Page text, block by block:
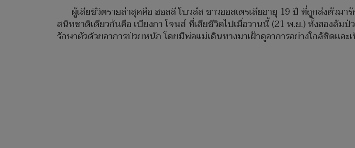
ผู้เสียชีวิตรายล่าสุดคือ ฮอลลี โบวล์ส ชาวออสเตรเลียอายุ 19 ปี ที่ถูกส่งตัว
สนิทชาติเดียวกันคือ เบียงกา โจนส์ ที่เสียชีวิตไปเมื่อวานนี้ (21 พ.ย.) ทั้งสองล้มป่
รักษาตัวด้วยอาการป่วยหนัก โดยมีพ่อแม่เดินทางมาเฝ้าดูอาการอย่างใกล้ชิดแล